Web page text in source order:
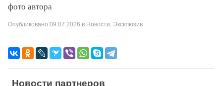
фото автора
Опубликовано 09.07.2026 в Новости, Эксклюзив
Новости партнеров